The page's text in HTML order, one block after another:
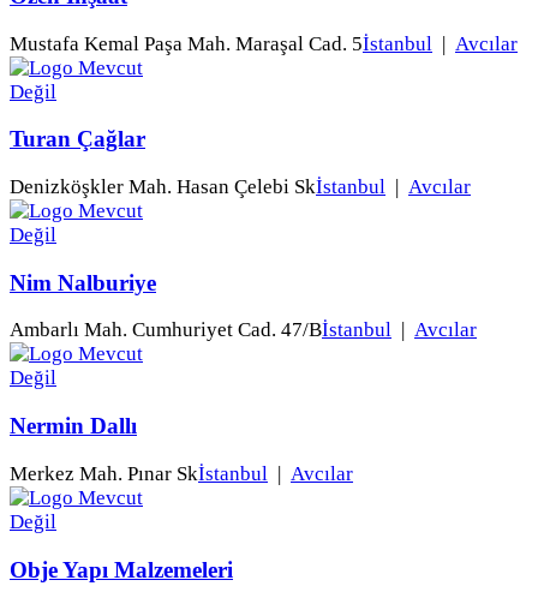
Mustafa Kemal Paşa Mah. Maraşal Cad. 5İstanbul | Avcılar
Turan Çağlar
Denizköşkler Mah. Hasan Çelebi Skİstanbul | Avcılar
Nim Nalburiye
Ambarlı Mah. Cumhuriyet Cad. 47/Bİstanbul Avcılar
Nermin Dallı
Merkez Mah. Pınar Skİstanbul | Avcılar
Obje Yapı Malzemeleri